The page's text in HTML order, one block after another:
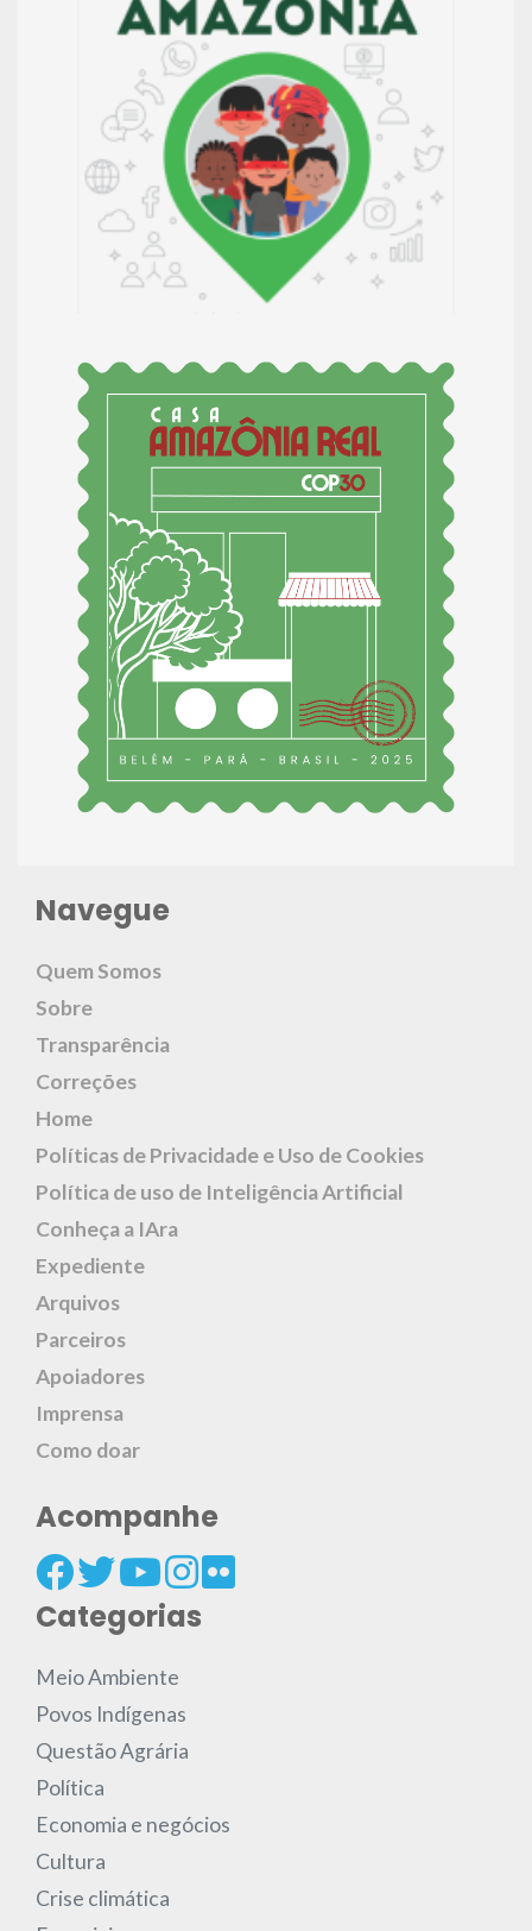
Navegue
Quem Somos
Sobre
Transparência
Correções
Home
Políticas de Privacidade e Uso de Cookies
Política de uso de Inteligência Artificial
Conheça a IAra
Expediente
Arquivos
Parceiros
Apoiadores
Imprensa
Como doar
Acompanhe
Categorias
Meio Ambiente
Povos Indígenas
Questão Agrária
Política
Economia e negócios
Cultura
Crise climática